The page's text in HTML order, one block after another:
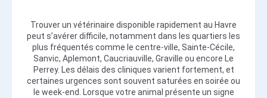
Trouver un vétérinaire disponible rapidement au Havre
peut s’avérer difficile, notamment dans les quartiers les
plus fréquentés comme le centre-ville, Sainte-Cécile,
Sanvic, Aplemont, Caucriauville, Graville ou encore Le
Perrey. Les délais des cliniques varient fortement, et
certaines urgences sont souvent saturées en soirée ou
le week-end. Lorsque votre animal présente un signe